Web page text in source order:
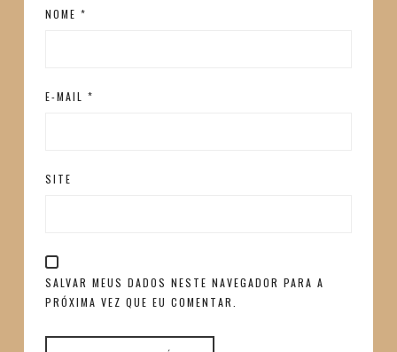
NOME *
E-MAIL *
SITE
SALVAR MEUS DADOS NESTE NAVEGADOR PARA A
PRÓXIMA VEZ QUE EU COMENTAR.